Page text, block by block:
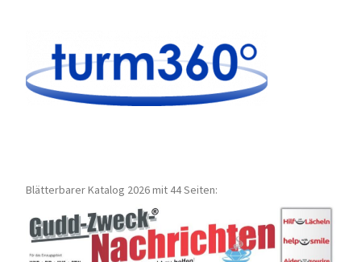
Blätterbarer Katalog 2026 mit 44 Seiten: